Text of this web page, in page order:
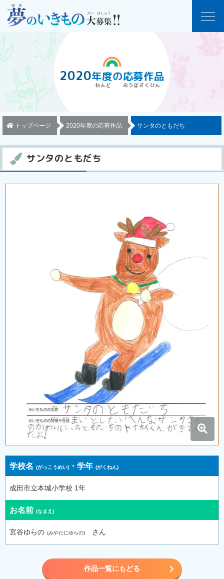
2020年度の応募作品
トップページ 2020年度の応募作品 サンタのともだち
サンタのともだち
学校名 ・学年
成田市立本城小学校 1年
お名前
宮谷ゆらの さん
作品一覧にもどる